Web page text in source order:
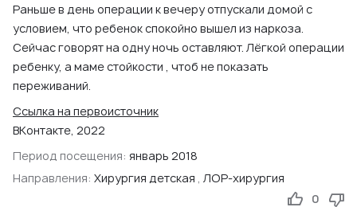
Раньше в день операции к вечеру отпускали домой с
условием, что ребенок спокойно вышел из наркоза.
Сейчас говорят на одну ночь оставляют. Лёгкой операции
ребенку, а маме стойкости , чтоб не показать
переживаний.
Ссылка на первоисточник
ВКонтакте, 2022
Период посещения: январь 2018
Направления: Хирургия детская , ЛОР-хирургия
0